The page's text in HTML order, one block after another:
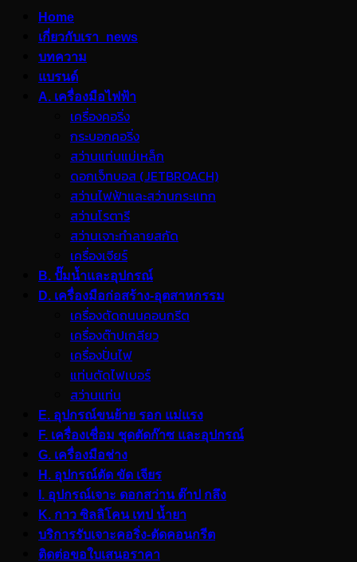
Home
เกี่ยวกับเรา_news
บทความ
แบรนด์
A. เครื่องมือไฟฟ้า
เครื่องคอริ่ง
กระบอกคอริ่ง
สว่านแท่นแม่เหล็ก
ดอกเจ็ทบอส (JETBROACH)
สว่านไฟฟ้าและสว่านกระแทก
สว่านโรตารี
สว่านเจาะทำลายสกัด
เครื่องเจียร์
B. ปั๊มน้ำและอุปกรณ์
D. เครื่องมือก่อสร้าง-อุตสาหกรรม
เครื่องตัดถนนคอนกรีต
เครื่องต๊าปเกลียว
เครื่องปั่นไฟ
แท่นตัดไฟเบอร์
สว่านแท่น
E. อุปกรณ์ขนย้าย รอก แม่แรง
F. เครื่องเชื่อม ชุดตัดก๊าซ และอุปกรณ์
G. เครื่องมือช่าง
H. อุปกรณ์ตัด ขัด เจียร
I. อุปกรณ์เจาะ ดอกสว่าน ต๊าป กลึง
K. กาว ซิลลิโคน เทป น้ำยา
บริการรับเจาะคอริ่ง-ตัดคอนกรีต
ติดต่อขอใบเสนอราคา